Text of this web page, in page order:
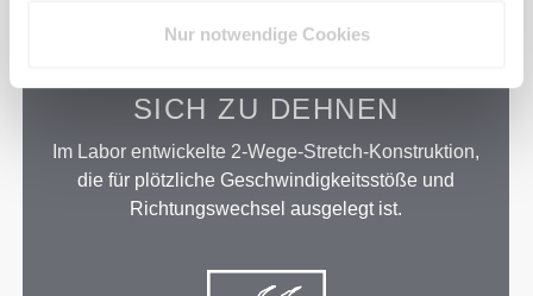
Nur notwendige Cookies
SICH ZU DEHNEN
Im Labor entwickelte 2-Wege-Stretch-Konstruktion,
die für plötzliche Geschwindigkeitsstöße und
Richtungswechsel ausgelegt ist.